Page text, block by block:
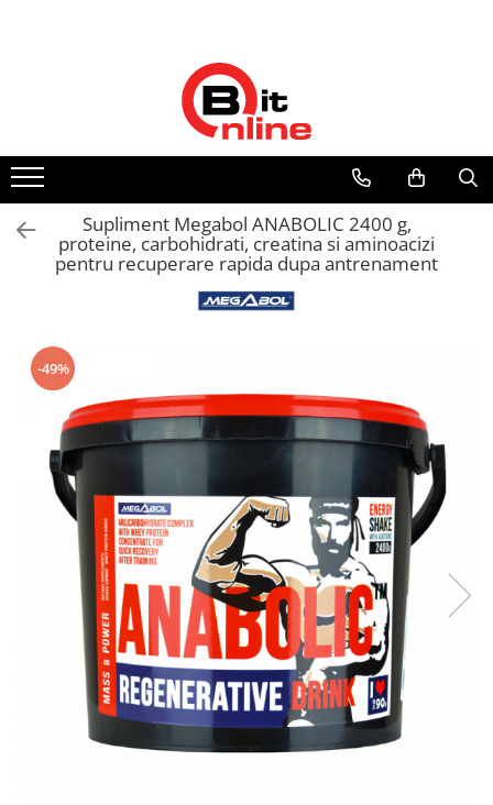
Aparate aerosoli si accesorii
Aparate aerosoli
Camere inhalare
Accesorii
Tensiometre
Accesorii
Termometre
Termometre non-contact
Termometre copii
Termometre clasice
Pulsoximetre
Pulsoximetre de deget
Pulsoximetre profesionale
Accesorii
Monitorizare medicala
Stetoscoape
Spirometre
Spirometre portabile
Accesorii spirometre
Distribuitor autorizat Philips
Supliment Megabol ANABOLIC 2400 g,
proteine, carbohidrati, creatina si aminoacizi
pentru recuperare rapida dupa antrenament
-49%